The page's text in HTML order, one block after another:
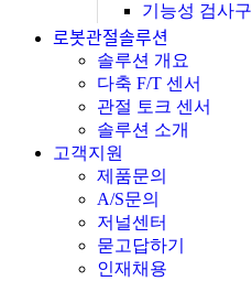
기능성 검사구
로봇관절솔루션
솔루션 개요
다축 F/T 센서
관절 토크 센서
솔루션 소개
고객지원
제품문의
A/S문의
저널센터
묻고답하기
인재채용